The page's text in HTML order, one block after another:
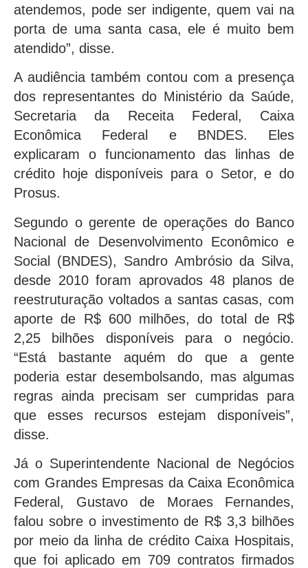
atendemos, pode ser indigente, quem vai na
porta de uma santa casa, ele é muito bem
atendido”, disse.
A audiência também contou com a presença
dos representantes do Ministério da Saúde,
Secretaria da Receita Federal, Caixa
Econômica Federal e BNDES. Eles
explicaram o funcionamento das linhas de
crédito hoje disponíveis para o Setor, e do
Prosus.
Segundo o gerente de operações do Banco
Nacional de Desenvolvimento Econômico e
Social (BNDES), Sandro Ambrósio da Silva,
desde 2010 foram aprovados 48 planos de
reestruturação voltados a santas casas, com
aporte de R$ 600 milhões, do total de R$
2,25 bilhões disponíveis para o negócio.
“Está bastante aquém do que a gente
poderia estar desembolsando, mas algumas
regras ainda precisam ser cumpridas para
que esses recursos estejam disponíveis”,
disse.
Já o Superintendente Nacional de Negócios
com Grandes Empresas da Caixa Econômica
Federal, Gustavo de Moraes Fernandes,
falou sobre o investimento de R$ 3,3 bilhões
por meio da linha de crédito Caixa Hospitais,
que foi aplicado em 709 contratos firmados